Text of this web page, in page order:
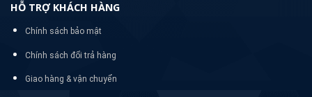
HỖ TRỢ KHÁCH HÀNG
Chính sách bảo mật
Chính sách đổi trả hàng
Giao hàng & vận chuyển